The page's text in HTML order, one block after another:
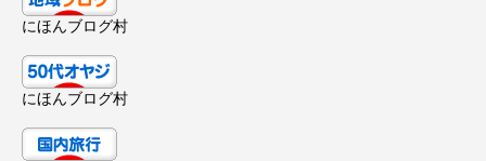
にほんブログ村
にほんブログ村